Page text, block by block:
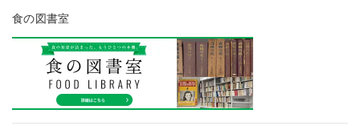
食の図書室